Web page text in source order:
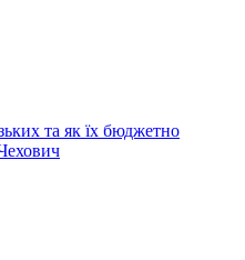
та як їх бюджетно